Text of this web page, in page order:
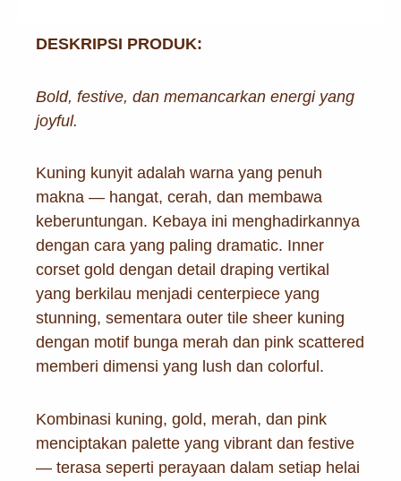
DESKRIPSI PRODUK:
Bold, festive, dan memancarkan energi yang
joyful.
Kuning kunyit adalah warna yang penuh
makna — hangat, cerah, dan membawa
keberuntungan. Kebaya ini menghadirkannya
dengan cara yang paling dramatic. Inner
corset gold dengan detail draping vertikal
yang berkilau menjadi centerpiece yang
stunning, sementara outer tile sheer kuning
dengan motif bunga merah dan pink scattered
memberi dimensi yang lush dan colorful.
Kombinasi kuning, gold, merah, dan pink
menciptakan palette yang vibrant dan festive
— terasa seperti perayaan dalam setiap helai